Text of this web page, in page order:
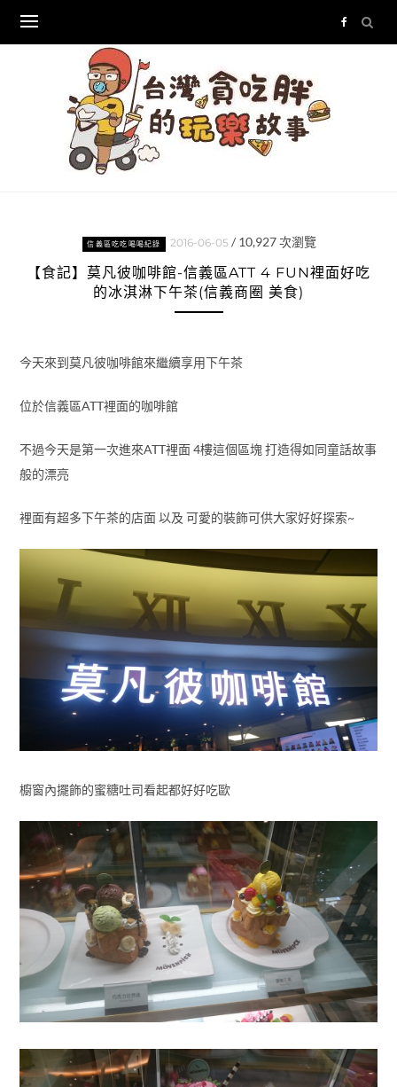
content
信義區吃吃喝喝紀錄 2016-06-05 / 10,927次瀏覽
【食記】莫凡彼咖啡館-信義區ATT 4 FUN裡面好吃
的冰淇淋下午茶(信義商圈 美食)
今天來到莫凡彼咖啡館來繼續享用下午茶
位於信義區ATT裡面的咖啡館
不過今天是第一次進來ATT裡面 4樓這個區塊 打造得如同童話故事
般的漂亮
裡面有超多下午茶的店面 以及 可愛的裝飾可供大家好好探索~
櫥窗內擺飾的蜜糖吐司看起都好好吃歐